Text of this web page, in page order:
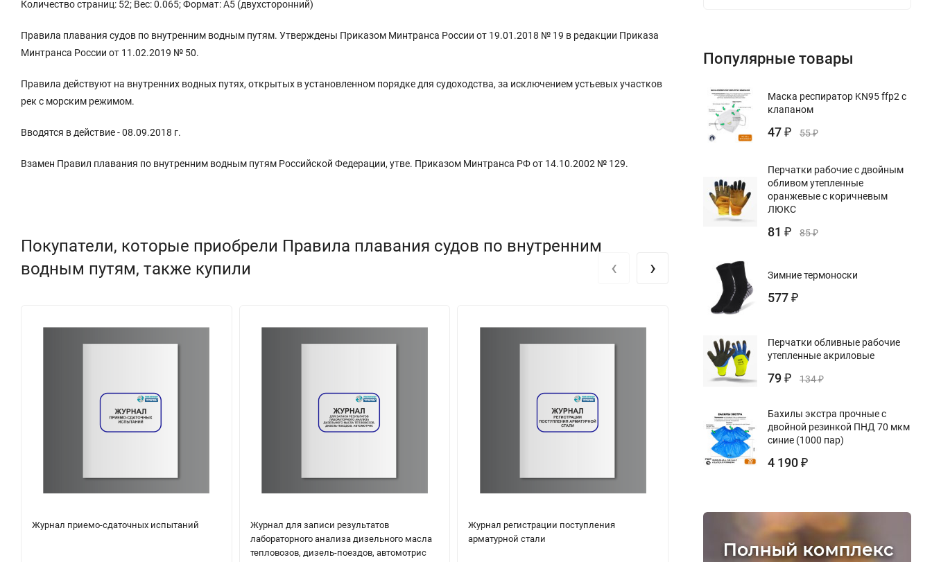
Количество страниц: 52; Вес: 0.065; Формат: А5 (двухсторонний)
Правила плавания судов по внутренним водным путям. Утверждены Приказом Минтранса России от 19.01.2018 № 19 в редакции Приказа
Минтранса России от 11.02.2019 № 50.
Правила действуют на внутренних водных путях, открытых в установленном порядке для судоходства, за исключением устьевых участков
рек с морским режимом.
Вводятся в действие - 08.09.2018 г.
Взамен Правил плавания по внутренним водным путям Российской Федерации, утве. Приказом Минтранса РФ от 14.10.2002 № 129.
Покупатели, которые приобрели Правила плавания судов по внутренним
водным путям, также купили
Журнал приемо-сдаточных испытаний
Журнал для записи результатов
лабораторного анализа дизельного масла
тепловозов, дизель-поездов, автомотрис
Журнал регистрации поступления
арматурной стали
Журнал подводного бетонирования
‹ ›
Популярные товары
Маска респиратор KN95 ffp2 с
клапаном
47 ₽ 55₽
Перчатки рабочие с двойным
обливом утепленные
оранжевые с коричневым
ЛЮКС
81 ₽ 85₽
Зимние термоноски
577 ₽
Перчатки обливные рабочие
утепленные акриловые
79 ₽ 134₽
Бахилы экстра прочные с
двойной резинкой ПНД 70 мкм
синие (1000 пар)
4 190 ₽